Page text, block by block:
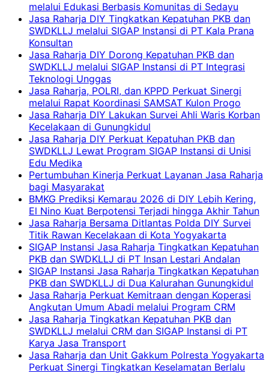
melalui Edukasi Berbasis Komunitas di Sedayu
Jasa Raharja DIY Tingkatkan Kepatuhan PKB dan
SWDKLLJ melalui SIGAP Instansi di PT Kala Prana
Konsultan
Jasa Raharja DIY Dorong Kepatuhan PKB dan
SWDKLLJ melalui SIGAP Instansi di PT Integrasi
Teknologi Unggas
Jasa Raharja, POLRI, dan KPPD Perkuat Sinergi
melalui Rapat Koordinasi SAMSAT Kulon Progo
Jasa Raharja DIY Lakukan Survei Ahli Waris Korban
Kecelakaan di Gunungkidul
Jasa Raharja DIY Perkuat Kepatuhan PKB dan
SWDKLLJ Lewat Program SIGAP Instansi di Unisi
Edu Medika
Pertumbuhan Kinerja Perkuat Layanan Jasa Raharja
bagi Masyarakat
BMKG Prediksi Kemarau 2026 di DIY Lebih Kering,
El Nino Kuat Berpotensi Terjadi hingga Akhir Tahun
Jasa Raharja Bersama Ditlantas Polda DIY Survei
Titik Rawan Kecelakaan di Kota Yogyakarta
SIGAP Instansi Jasa Raharja Tingkatkan Kepatuhan
PKB dan SWDKLLJ di PT Insan Lestari Andalan
SIGAP Instansi Jasa Raharja Tingkatkan Kepatuhan
PKB dan SWDKLLJ di Dua Kalurahan Gunungkidul
Jasa Raharja Perkuat Kemitraan dengan Koperasi
Angkutan Umum Abadi melalui Program CRM
Jasa Raharja Tingkatkan Kepatuhan PKB dan
SWDKLLJ melalui CRM dan SIGAP Instansi di PT
Karya Jasa Transport
Jasa Raharja dan Unit Gakkum Polresta Yogyakarta
Perkuat Sinergi Tingkatkan Keselamatan Berlalu